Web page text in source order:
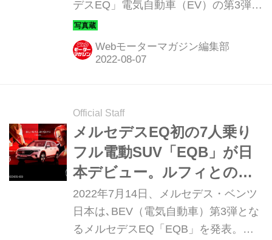
デスEQ」電気自動車（EV）の第3弾と
して、「EQB」を日本に導入した。そ
のディテールを写真で紹介しよう。
Webモーターマガジン編集部
Official Staff
メルセデスEQ初の7人乗り
フル電動SUV「EQB」が日
本デビュー。ルフィとの夢
のコラボで注目度が一気に
アップ
2022年7月14日、メルセデス・ベンツ
日本は､BEV（電気自動車）第3弾とな
るメルセデスEQ「EQB」を発表。同